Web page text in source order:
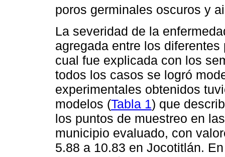
poros germinales oscuros y
La severidad de la
agregada entre los
cual fue explicada con los
todos los casos se logró
experimentales obtenidos
modelos (Tabla 1) que
los puntos de muestreo en
municipio evaluado, con
5.88 a 10.83 en Jocotitlán.